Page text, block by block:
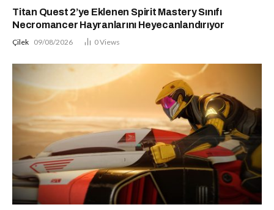
Titan Quest 2’ye Eklenen Spirit Mastery Sınıfı
Necromancer Hayranlarını Heyecanlandırıyor
Çilek 09/08/2026 0Views